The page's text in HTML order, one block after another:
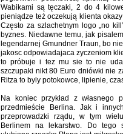
Wabikami są tęczaki, 2 do 4
pieniądze też oczekują klienta
Często za szlachetnym logo „no
byznes. Niedawne temu, jak
legendarnej Gmundner Traun, bo
jakosc odpowiadajaca zyczeniom
to próbuje i tez mu sie to nie
szczupaki nikt 80 Euro dniówki nie
Ritza to byly potokowce, lipienie,
Na koniec przykład z własnego
przedmieście Berlina. Jak i
przeprowadzki rządu, w tym
Berlinem na lekarstwo. Do tego